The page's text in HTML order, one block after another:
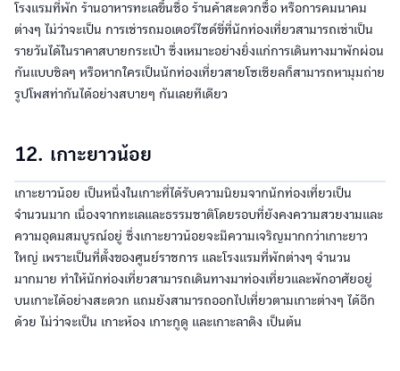
โรงแรมที่พัก ร้านอาหารทะเลขึ้นชื่อ ร้านค้าสะดวกซื้อ หรือการคมนาคม
ต่างๆ ไม่ว่าจะเป็น การเช่ารถมอเตอร์ไซด์ขี่ที่นักท่องเที่ยวสามารถเช่าเป็น
รายวันได้ในราคาสบายกระเป๋า ซึ่งเหมาะอย่างยิ่งแก่การเดินทางมาพักผ่อน
กันแบบชิลๆ หรือหากใครเป็นนักท่องเที่ยวสายโซเชียลก็สามารถหามุมถ่าย
รูปโพสท่ากันได้อย่างสบายๆ กันเลยทีเดียว
12. เกาะยาวน้อย
เกาะยาวน้อย เป็นหนึ่งในเกาะที่ได้รับความนิยมจากนักท่องเที่ยวเป็น
จำนวนมาก เนื่องจากทะเลและธรรมชาติโดยรอบที่ยังคงความสวยงามและ
ความอุดมสมบูรณ์อยู่ ซึ่งเกาะยาวน้อยจะมีความเจริญมากกว่าเกาะยาว
ใหญ่ เพราะเป็นที่ตั้งของศูนย์ราชการ และโรงแรมที่พักต่างๆ จำนวน
มากมาย ทำให้นักท่องเที่ยวสามารถเดินทางมาท่องเที่ยวและพักอาศัยอยู่
บนเกาะได้อย่างสะดวก แถมยังสามารถออกไปเที่ยวตามเกาะต่างๆ ได้อีก
ด้วย ไม่ว่าจะเป็น เกาะห้อง เกาะกูดู และเกาะลาดิง เป็นต้น